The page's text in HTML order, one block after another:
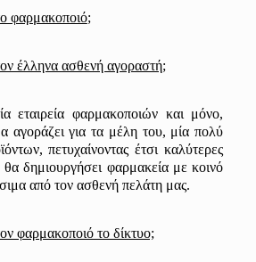
φαρμακοποιό;
έλληνα ασθενή αγοραστή;
εταιρεία φαρμακοποιών και μόνο,
αγοράζει για τα μέλη του, μία πολύ
, πετυχαίνοντας έτσι καλύτερες
θα δημιουργήσει φαρμακεία με κοινό
από τον ασθενή πελάτη μας.
φαρμακοποιό το δίκτυο;